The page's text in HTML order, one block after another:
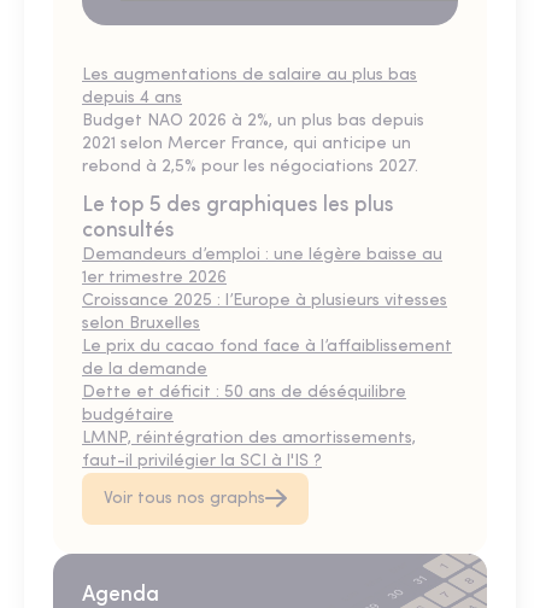
Les augmentations de salaire au plus bas
depuis 4 ans
Budget NAO 2026 à 2%, un plus bas depuis
2021 selon Mercer France, qui anticipe un
rebond à 2,5% pour les négociations 2027.
Le top 5 des graphiques les plus
consultés
Demandeurs d’emploi : une légère baisse au
1er trimestre 2026
Croissance 2025 : l’Europe à plusieurs vitesses
selon Bruxelles
Le prix du cacao fond face à l’affaiblissement
de la demande
Dette et déficit : 50 ans de déséquilibre
budgétaire
LMNP, réintégration des amortissements,
faut-il privilégier la SCI à l'IS ?
Voir tous nos graphs
Agenda